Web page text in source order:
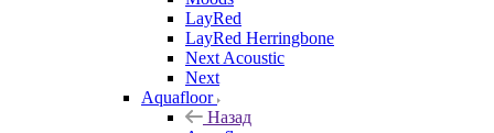
LayRed
LayRed Herringbone
Next Acoustic
Next
Aquafloor
Назад